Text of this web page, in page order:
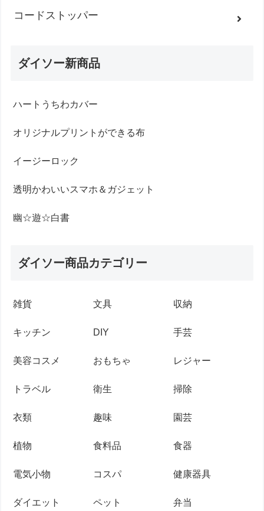
コードストッパー
ダイソー新商品
ハートうちわカバー
オリジナルプリントができる布
イージーロック
透明かわいいスマホ＆ガジェット
幽☆遊☆白書
ダイソー商品カテゴリー
雑貨 文具 収納
キッチン DIY 手芸
美容コスメ おもちゃ レジャー
トラベル 衛生 掃除
衣類 趣味 園芸
植物 食料品 食器
電気小物 コスパ 健康器具
ダイエット ペット 弁当